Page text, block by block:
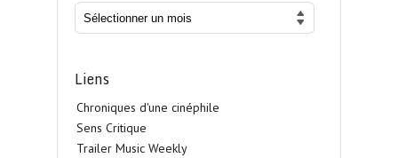
Liens
Chroniques d'une cinéphile
Sens Critique
Trailer Music Weekly